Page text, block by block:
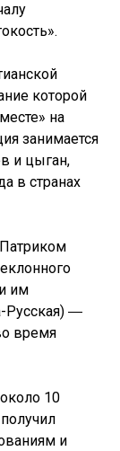
которой
на
занимается
и цыган,
в странах
им
Русская) ―
время
10
и